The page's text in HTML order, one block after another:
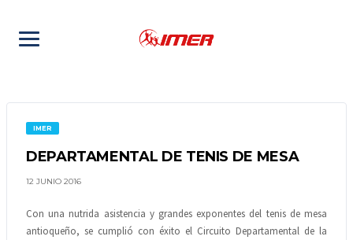
IMER
DEPARTAMENTAL DE TENIS DE MESA
12 JUNIO 2016
Con una nutrida asistencia y grandes exponentes del tenis de mesa
antioqueño, se cumplió con éxito el Circuito Departamental de la